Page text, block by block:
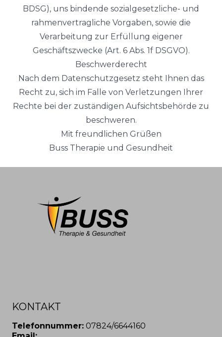
BDSG), uns bindende sozialgesetzliche- und
rahmenvertragliche Vorgaben, sowie die
Verarbeitung zur Erfüllung eigener
Geschäftszwecke (Art. 6 Abs. 1f DSGVO).
Beschwerderecht
Nach dem Datenschutzgesetz steht Ihnen das
Recht zu, sich im Falle von Verletzungen Ihrer
Rechte bei der zuständigen Aufsichtsbehörde zu
beschweren.
Mit freundlichen Grüßen
Buss Therapie und Gesundheit
KONTAKT
Telefonnummer: 07824/6644160